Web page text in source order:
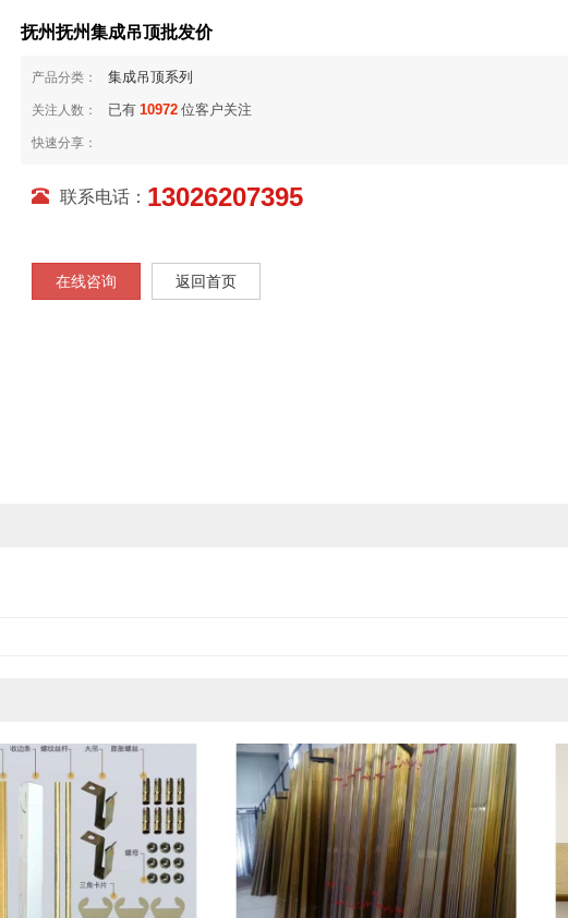
抚州抚州集成吊顶批发价
产品分类： 集成吊顶系列
关注人数： 已有 10972 位客户关注
快速分享：
联系电话： 13026207395
在线咨询 返回首页